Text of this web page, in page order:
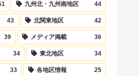
九州北・九州南地区 44
43 北関東地区 42
39 メディア掲載 36
34 東北地区 34
33 各地区情報 25